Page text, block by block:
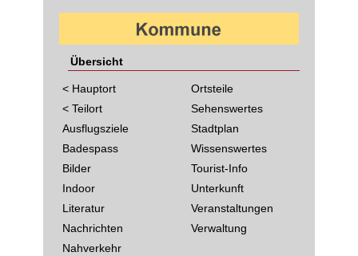
Übersicht
< Hauptort
< Teilort
Ausflugsziele
Badespass
Bilder
Indoor
Literatur
Nachrichten
Nahverkehr
Ortsteile
Sehenswertes
Stadtplan
Wissenswertes
Tourist-Info
Unterkunft
Veranstaltungen
Verwaltung